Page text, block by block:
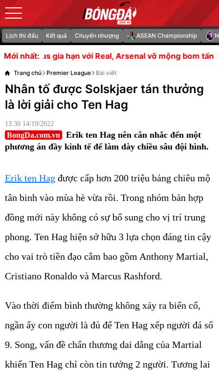
Lịch thi đấu Kết quả Chuyển nhượng ASEAN Championship
Mới nhất:
Real, Arsenal vỡ mộng bom tấn Sesko chậm bình
Trang chủ Premier League Bài viết
Nhân tố được Solskjaer tán thưởng
là lời giải cho Ten Hag
13:30 14/10/2022
BongDa.com.vn
Erik ten Hag nên cân nhắc đến một
phương án đầy kinh tế để làm dày chiều sâu đội hình.
Erik ten Hag được cấp hơn 200 triệu bảng chiêu mộ
tân binh vào mùa hè vừa rồi. Trong nhóm bản hợp
đồng mới này không có sự bổ sung cho vị trí trung
phong. Ten Hag hiện sở hữu 3 lựa chọn đáng tin cậy
cho vai trò tiền đạo cắm bao gồm Anthony Martial,
Cristiano Ronaldo và Marcus Rashford.
Vào thời điểm bình thường không xảy ra biến cố,
ngần ấy con người là đủ để Ten Hag xếp người đá số
9. Song, vấn đề chấn thương dai dẳng của Martial
khiến Ten Hag chỉ còn tin tưởng 2 người. Tương lai